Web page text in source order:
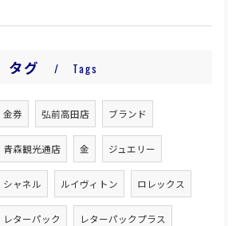
タグ Tags
金券 弘前高田店 ブランド
青森観光通店 金 ジュエリー
シャネル ルイヴィトン ロレックス
レターパック レターパックプラス